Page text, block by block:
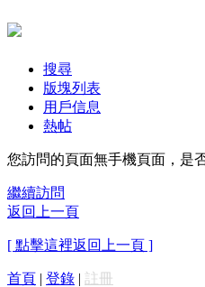
搜尋
版塊列表
用戶信息
熱帖
您訪問的頁面無手機頁面，是
繼續訪問
返回上一頁
[ 點擊這裡返回上一頁 ]
首頁 | 登錄 | 註冊